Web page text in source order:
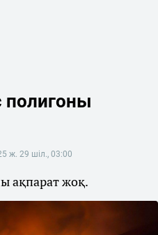
ж. 29 шіл., 03:00
ақпарат жоқ.